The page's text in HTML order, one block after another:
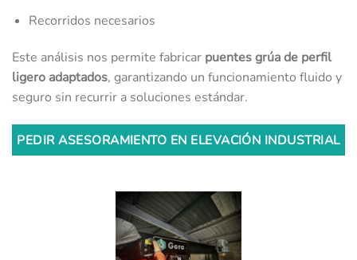
Recorridos necesarios
Este análisis nos permite fabricar puentes grúa de perfil
ligero adaptados, garantizando un funcionamiento fluido y
seguro sin recurrir a soluciones estándar.
PEDIR ASESORAMIENTO EN ELEVACIÓN INDUSTRIAL